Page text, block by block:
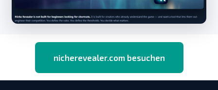
nicherevealer.com besuchen